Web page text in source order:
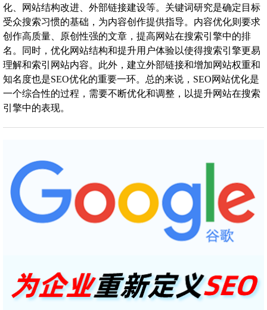
化、网站结构改进、外部链接建设等。关键词研究是确定目标
受众搜索习惯的基础，为内容创作提供指导。内容优化则要求
创作高质量、原创性强的文章，提高网站在搜索引擎中的排
名。同时，优化网站结构和提升用户体验以使得搜索引擎更易
理解和索引网站内容。此外，建立外部链接和增加网站权重和
知名度也是SEO优化的重要一环。总的来说，SEO网站优化是
一个综合性的过程，需要不断优化和调整，以提升网站在搜索
引擎中的表现。